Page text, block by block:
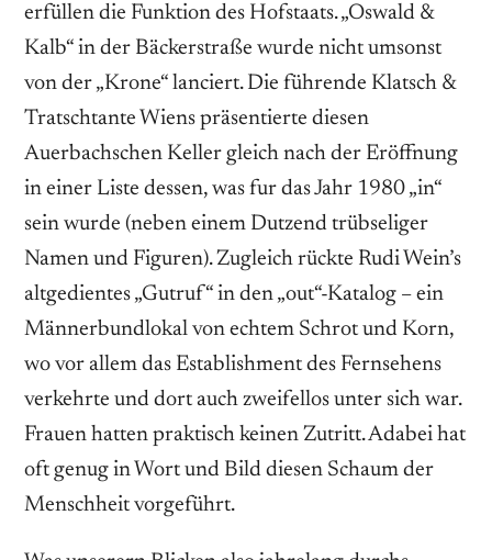
erfüllen die Funktion des Hofstaats. „Oswald &
Kalb“ in der Bäckerstraße wurde nicht umsonst
von der „Krone“ lanciert. Die führende Klatsch &
Tratschtante Wiens präsentierte diesen
Auerbachschen Keller gleich nach der Eröffnung
in einer Liste dessen, was fur das Jahr 1980 „in“
sein wurde (neben einem Dutzend trübseliger
Namen und Figuren). Zugleich rückte Rudi Wein’s
altgedientes „Gutruf“ in den „out“-Katalog – ein
Männerbundlokal von echtem Schrot und Korn,
wo vor allem das Establishment des Fernsehens
verkehrte und dort auch zweifellos unter sich war.
Frauen hatten praktisch keinen Zutritt. Adabei hat
oft genug in Wort und Bild diesen Schaum der
Menschheit vorgeführt.